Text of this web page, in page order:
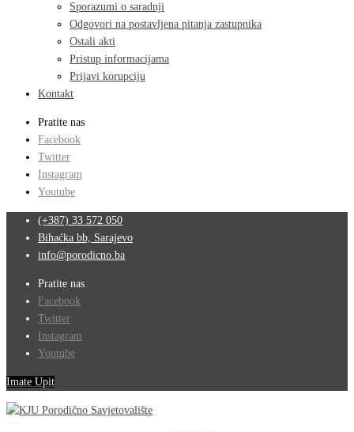
Sporazumi o saradnji
Odgovori na postavljena pitanja zastupnika
Ostali akti
Pristup informacijama
Prijavi korupciju
Kontakt
Pratite nas
Facebook
Twitter
Instagram
Youtube
(+387) 33 572 050
Bihaćka bb, Sarajevo
info@porodicno.ba
Pratite nas
Facebook
Twitter
Instagram
Youtube
Imate Upit